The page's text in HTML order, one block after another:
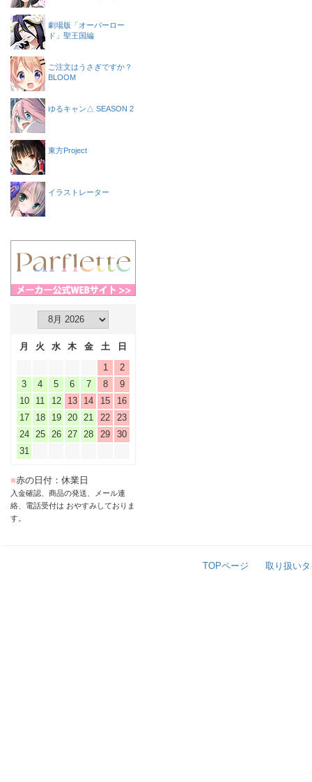
劇場版「オーバーロー
ド」聖王国編
ご注文はうさぎですか？
BLOOM
ゆるキャン△ SEASON 2
東方Project
イラストレーター
月 火 水 木 金 土
日
1
2
3
4 5 6 7 8
9
10
11 12 13 14 15
16
17
18 19 20 21 22
23
24
25 26 27 28 29
30
31
■赤の日付：休業日
入金確認、商品の発送、メール連
絡、電話受付は おやすみしておりま
す。
TOPページ 取り扱い